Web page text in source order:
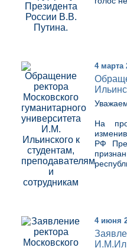
4 марта
На
РФ
4 июня